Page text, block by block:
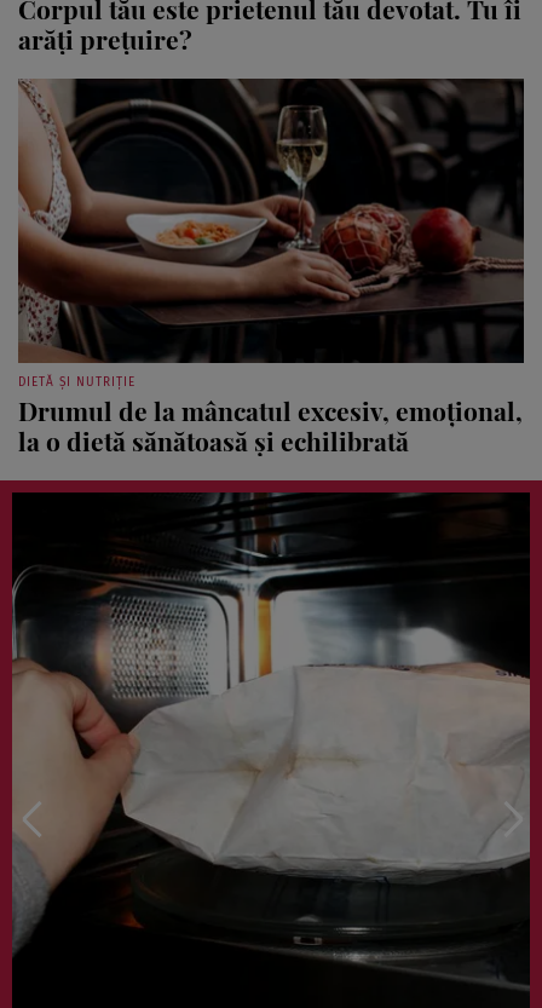
Corpul tău este prietenul tău devotat. Tu îi
arăți prețuire?
DIETĂ ȘI NUTRIȚIE
Drumul de la mâncatul excesiv, emoțional,
la o dietă sănătoasă și echilibrată